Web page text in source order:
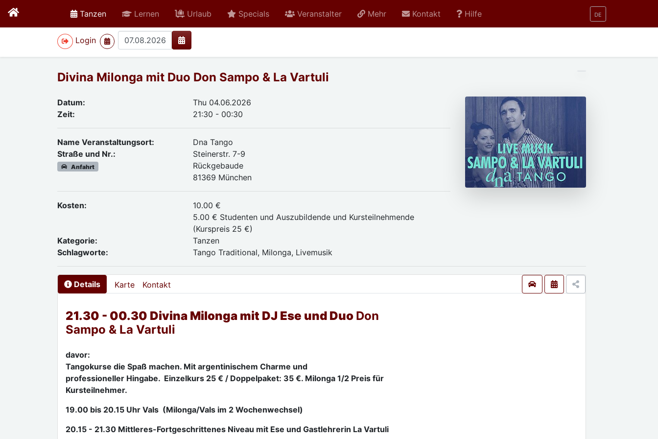
Tanzenactive Lernen Urlaub Specials Veranstalter Mehr Kontakt Hilfe DE
Login
>
Divina Milonga mit Duo Don Sampo & La Vartuli
Datum:
Thu 04.06.2026
Zeit:
21:30 - 00:30
Name Veranstaltungsort:
Dna Tango
Straße und Nr.:
Anfahrt
Steinerstr. 7-9
Rückgebaude
81369 München
Kosten:
10.00 €
5.00 € Studenten und Auszubildende und Kursteilnehmende
(Kurspreis 25 €)
Kategorie:
Tanzen
Schlagworte:
Tango Traditional, Milonga, Livemusik
Details Karte Kontakt
21.30 - 00.30 Divina Milonga mit DJ Ese und Duo Don
Sampo & La Vartuli
davor:
Tangokurse die Spaß machen. Mit argentinischem Charme und
professioneller Hingabe. Einzelkurs 25 € / Doppelpaket: 35 €. Milonga 1/2 Preis für
Kursteilnehmer.
19.00 bis 20.15 Uhr Vals (Milonga/Vals im 2 Wochenwechsel)
20.15 - 21.30 Mittleres-Fortgeschrittenes Niveau mit Ese und Gastlehrerin La Vartuli